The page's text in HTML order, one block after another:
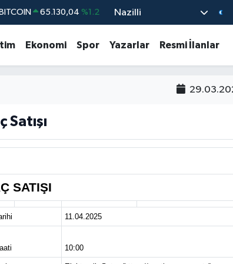
BITCOIN 65.130,04 %1.2
BİST100
Nazilli
Ekonomi Spor Yazarlar Resmi İlanlar
Satışı
SATIŞI
11.04.2025
10:00